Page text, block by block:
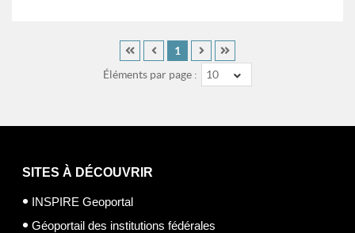
Éléments par page : 10
1
SITES À DÉCOUVRIR
INSPIRE Geoportal
Géoportail des institutions fédérales